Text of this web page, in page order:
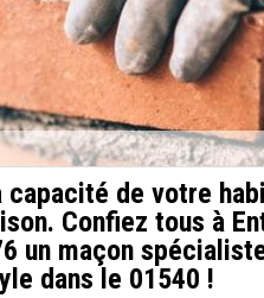
capacité de votre
Confiez tous à
un maçon
dans le 01540 !